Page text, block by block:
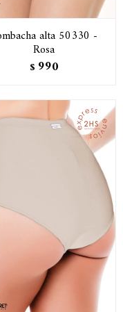
alta 50330 -
Rosa
$ 990